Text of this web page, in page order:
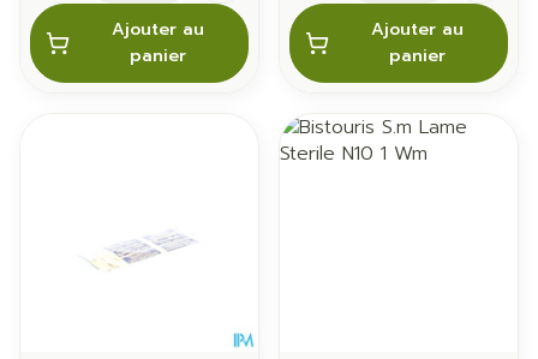
Ajouter au
panier
Ajouter au
panier